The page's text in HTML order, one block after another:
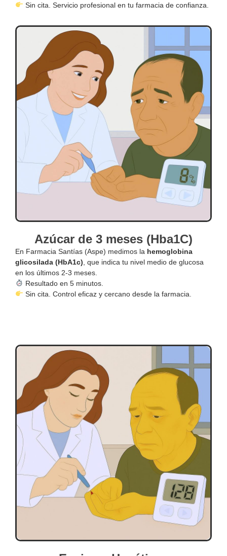
Sin cita. Servicio profesional en tu farmacia de confianza.
Azúcar de 3 meses (Hba1C)
En Farmacia Santías (Aspe) medimos la hemoglobina
glicosilada (HbA1c) , que indica tu nivel medio de glucosa
en los últimos 2-3 meses.
Resultado en 5 minutos.
Sin cita. Control eficaz y cercano desde la farmacia.